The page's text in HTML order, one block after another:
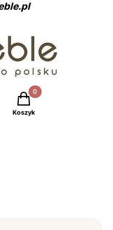
Produkty w koszyku:
Koszyk